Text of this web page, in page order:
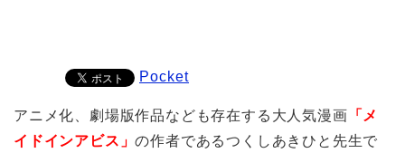
Pocket
アニメ化、劇場版作品なども存在する大人気漫画 「メ
イドインアビス」の作者であるつくしあきひと先生で